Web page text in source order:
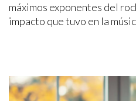
máximos exponentes del
impacto que tuvo en la